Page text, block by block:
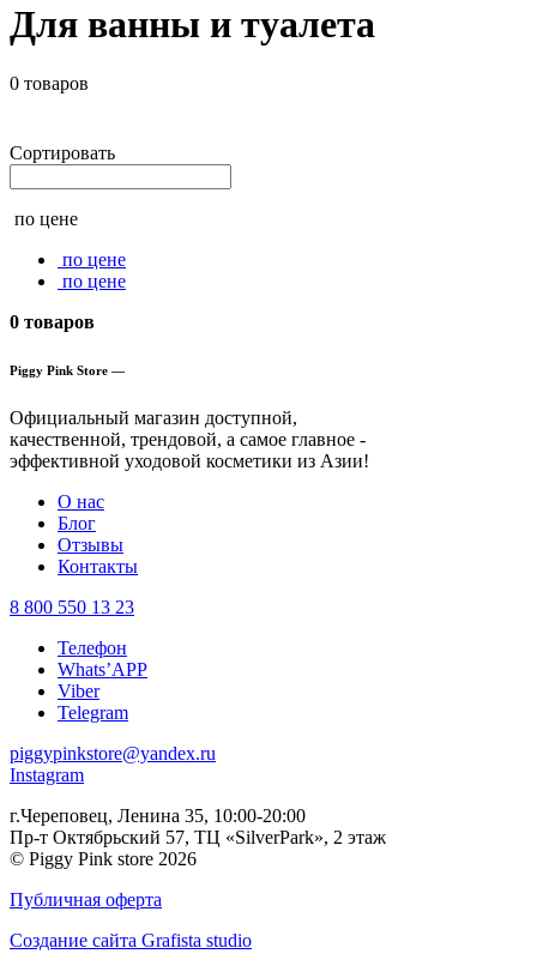
Для ванны и туалета
0 товаров
Сортировать
по цене
по цене
по цене
0 товаров
Piggy Pink Store —
Официальный магазин доступной,
качественной, трендовой, а самое главное -
эффективной уходовой косметики из Азии!
О нас
Блог
Отзывы
Контакты
8 800 550 13 23
Телефон
Whats’APP
Viber
Telegram
piggypinkstore@yandex.ru
Instagram
г.Череповец, Ленина 35, 10:00-20:00
Пр-т Октябрьский 57, ТЦ «SilverPark», 2 этаж
© Piggy Pink store 2026
Публичная оферта
Создание сайта Grafista studio